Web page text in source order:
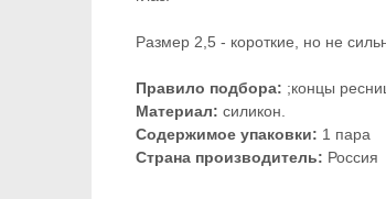
Размер 2,5 - короткие, но не
Правило подбора: ;концы
Материал: силикон.
Содержимое упаковки: 1 пара
Страна производитель: Россия